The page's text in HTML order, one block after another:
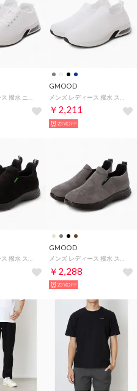
GMOOD
￥2,211
23%OFF
GMOOD
￥2,288
23%OFF